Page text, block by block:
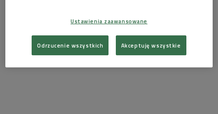
rytm życia bliski naturze.Ustawienia zaawansowane
Odrzucenie wszystkich Akceptuję wszystkie